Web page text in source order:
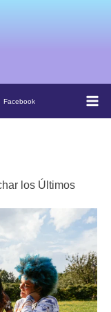
Facebook
los Últimos